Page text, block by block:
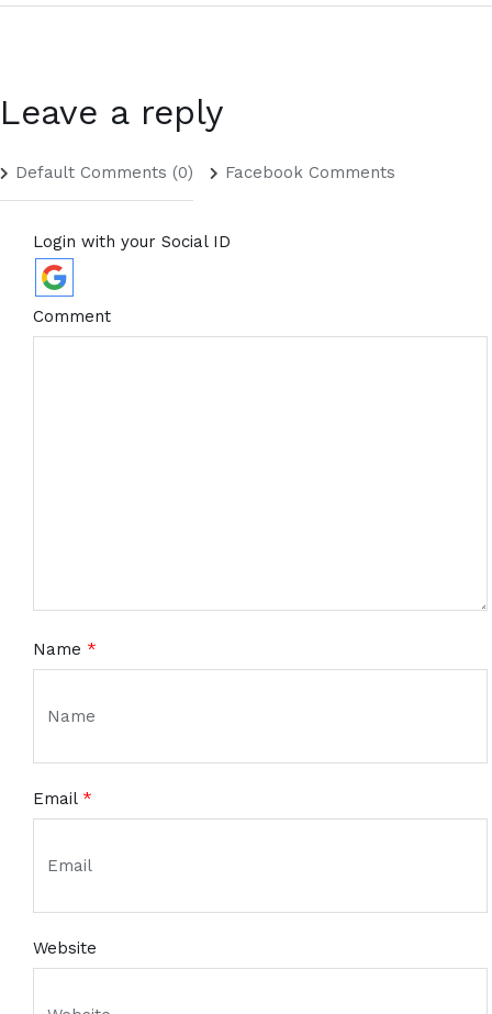
Leave a reply
Default Comments (0) Facebook Comments
Login with your Social ID
Comment
Name *
Email *
Website